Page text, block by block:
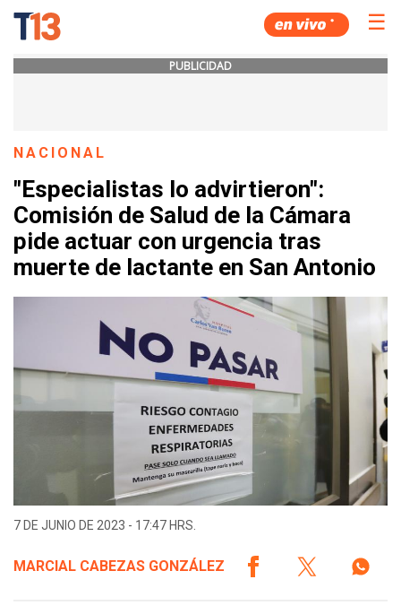
☰
PUBLICIDAD
NACIONAL
"Especialistas lo advirtieron":
Comisión de Salud de la Cámara
pide actuar con urgencia tras
muerte de lactante en San Antonio
7 DE JUNIO DE 2023 - 17:47 HRS.
MARCIAL CABEZAS GONZÁLEZ